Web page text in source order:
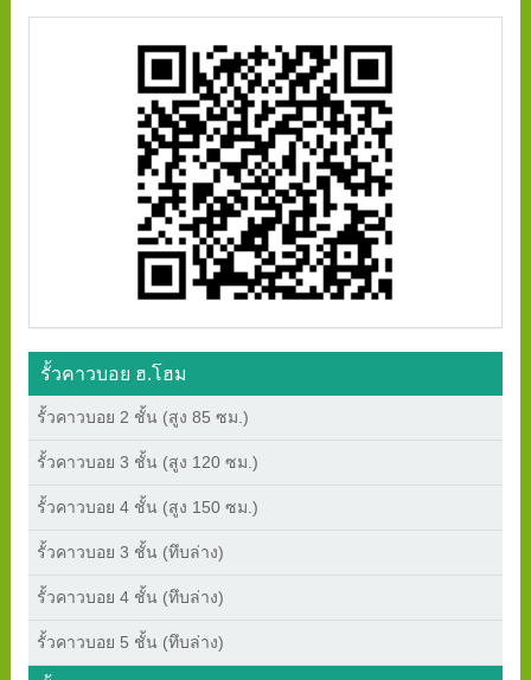
รั้วคาวบอย ฮ.โฮม
รั้วคาวบอย 2 ชั้น (สูง 85 ซม.)
รั้วคาวบอย 3 ชั้น (สูง 120 ซม.)
รั้วคาวบอย 4 ชั้น (สูง 150 ซม.)
รั้วคาวบอย 3 ชั้น (ทึบล่าง)
รั้วคาวบอย 4 ชั้น (ทึบล่าง)
รั้วคาวบอย 5 ชั้น (ทึบล่าง)